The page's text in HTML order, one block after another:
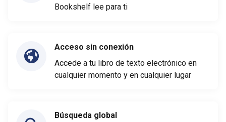
Bookshelf lee para ti
Acceso sin conexión
Accede a tu libro de texto electrónico en
cualquier momento y en cualquier lugar
Búsqueda global